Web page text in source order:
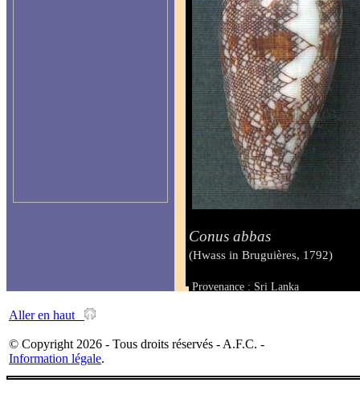
Conus abbas
(Hwass in Bruguières, 1792)
Provenance : Sri Lanka
Aller en haut
© Copyright 2026 - Tous droits réservés - A.F.C. -
Information légale.